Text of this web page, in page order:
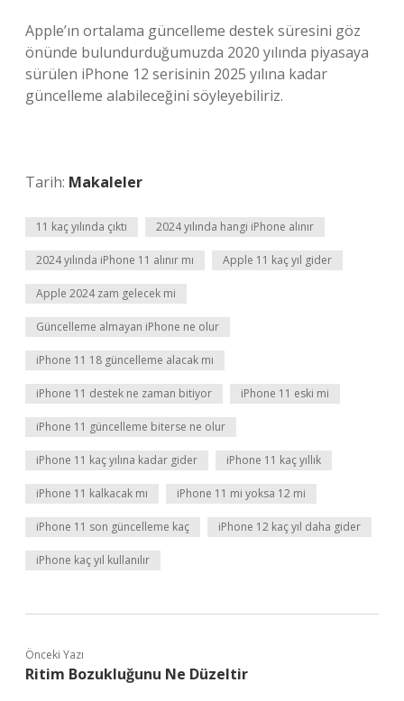
Apple’ın ortalama güncelleme destek süresini göz
önünde bulundurduğumuzda 2020 yılında piyasaya
sürülen iPhone 12 serisinin 2025 yılına kadar
güncelleme alabileceğini söyleyebiliriz.
Tarih: Makaleler
11 kaç yılında çıktı 2024 yılında hangi iPhone alınır
2024 yılında iPhone 11 alınır mı Apple 11 kaç yıl gider
Apple 2024 zam gelecek mi
Güncelleme almayan iPhone ne olur
iPhone 11 18 güncelleme alacak mı
iPhone 11 destek ne zaman bitiyor iPhone 11 eski mi
iPhone 11 güncelleme biterse ne olur
iPhone 11 kaç yılına kadar gider iPhone 11 kaç yıllık
iPhone 11 kalkacak mı iPhone 11 mi yoksa 12 mi
iPhone 11 son güncelleme kaç iPhone 12 kaç yıl daha gider
iPhone kaç yıl kullanılır
Önceki Yazı
Ritim Bozukluğunu Ne Düzeltir